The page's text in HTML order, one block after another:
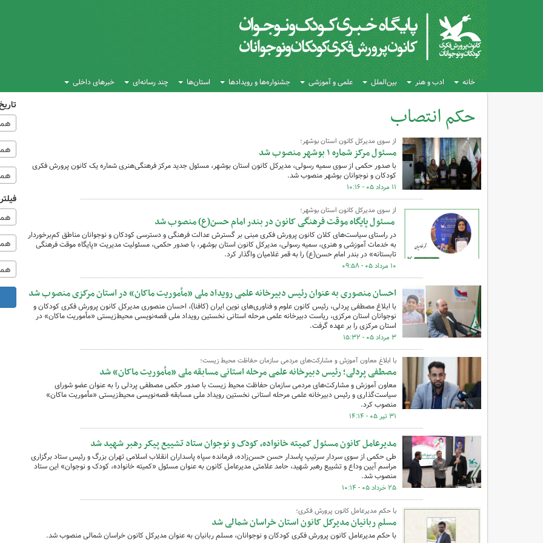
خانه ادب و هنر بین‌الملل علمی و آموزشی جشنواره‌ها و رویدادها استان‌ها چند رسانه‌ای خبرهای داخلی
حکم انتصاب
کل اخبار:51 از سوی مدیرکل کانون استان بوشهر؛
مسئول مرکز شماره ۱ بوشهر منصوب شد
با صدور حکمی از سوی سمیه رسولی، مدیرکل کانون استان بوشهر، مسئول جدید مرکز فرهنگی‌هنری شماره یک کانون پرورش فکری
کودکان و نوجوانان بوشهر منصوب شد.
۱۱ مرداد ۰۵ - ۱۰:۱۶
از سوی مدیرکل کانون استان بوشهر؛
مسئول پایگاه موقت فرهنگی کانون در بندر امام حسن(ع) منصوب شد
در راستای سیاست‌های کلان کانون پرورش فکری مبنی بر گسترش عدالت فرهنگی و دسترسی کودکان و نوجوانان مناطق کم‌برخوردار
به خدمات آموزشی و هنری، سمیه رسولی، مدیرکل کانون استان بوشهر، با صدور حکمی، مسئولیت مدیریت «پایگاه موقت فرهنگی
تابستانه» در بندر امام حسن(ع) را به قمر غلامیان واگذار کرد.
۱۰ مرداد ۰۵ - ۰۹:۵۸
احسان منصوری به عنوان رئیس دبیرخانه علمی رویداد ملی «مأموریت ماکان» در استان مرکزی منصوب شد
با ابلاغ مصطفی پردلی، رئیس کانون علوم و فناوری‌های نوین ایران (کافنا)، احسان منصوری مدیرکل کانون پرورش فکری کودکان و
نوجوانان استان مرکزی، ریاست دبیرخانه علمی مرحله استانی نخستین رویداد ملی قصه‌نویسی محیط‌زیستی «مأموریت ماکان» در
استان مرکزی را بر عهده گرفت.
۳ مرداد ۰۵ - ۱۵:۳۲
با ابلاغ معاون آموزش و مشارکت‌های مردمی سازمان حفاظت محیط زیست؛
مصطفی پردلی؛ رئیس دبیرخانه علمی مرحله استانی مسابقه ملی «مأموریت ماکان» شد
معاون آموزش و مشارکت‌های مردمی سازمان حفاظت محیط زیست با صدور حکمی مصطفی پردلی را به عنوان عضو شورای
سیاست‌گذاری و رئیس دبیرخانه علمی مرحله استانی نخستین رویداد ملی مسابقه قصه‌نویسی محیط‌زیستی «مأموریت ماکان»
منصوب کرد.
۳۱ تیر ۰۵ - ۱۴:۱۴
مدیرعامل کانون مسئول کمیته خانواده، کودک و نوجوان ستاد تشییع پیکر رهبر شهید شد
طی حکمی از سوی سردار سرتیپ پاسدار حسن حسن‌زاده، فرمانده سپاه پاسداران انقلاب اسلامی تهران بزرگ و رئیس ستاد برگزاری
مراسم آیین وداع و تشییع رهبر شهید،‌ حامد علامتی مدیرعامل کانون به عنوان مسئول «کمیته خانواده، کودک و نوجوان» این ستاد
منصوب شد.
۲۵ خرداد ۰۵ - ۱۰:۱۴
با حکم مدیرعامل کانون پرورش فکری؛
مسلم ربانیان مدیرکل کانون استان خراسان شمالی شد
با حکم مدیرعامل کانون پرورش فکری کودکان و نوجوانان، مسلم ربانیان به عنوان مدیرکل کانون خراسان شمالی منصوب شد.